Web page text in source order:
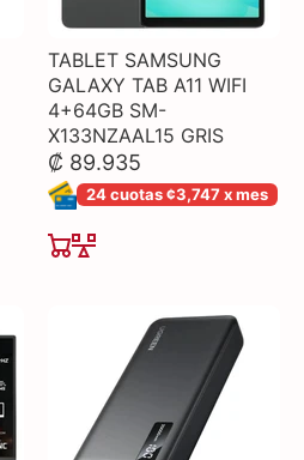
TABLET SAMSUNG
GALAXY TAB A11 WIFI
4+64GB SM-
X133NZAAL15 GRIS
₡ 89.935
24 cuotas ¢3,747 x mes